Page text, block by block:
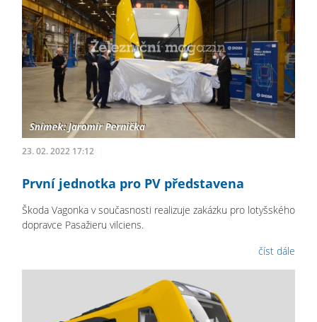
23. 02. 2022 17:12
První jednotka pro PV představena
Škoda Vagonka v současnosti realizuje zakázku pro lotyšského
dopravce Pasažieru vilciens.
číst dále